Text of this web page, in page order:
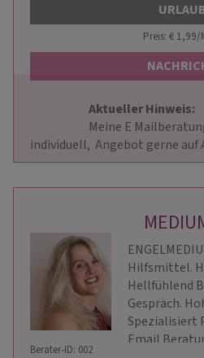
Preis: € 1,99/
Aktueller Hinweis:
individuell,  Angebot
Hilfsmittel.
Hellfühlend
Gespräch.
Spezialisiert
Email
Berater-ID: 002